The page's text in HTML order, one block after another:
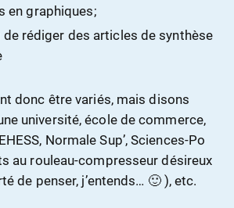
en graphiques;
rédiger des articles de synthèse
donc être variés, mais disons
université, école de commerce,
Normale Sup’, Sciences-Po
au rouleau-compresseur désireux
de penser, j’entends… 🙂 ), etc.